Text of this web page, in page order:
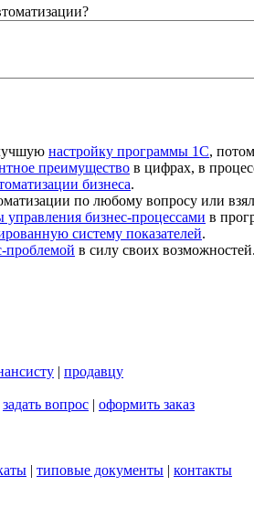
настройку программы 1С,
преимущество в цифрах, в
бизнеса.
по любому вопросу или
управления бизнес-процессами в
систему показателей.
проблемой в силу своих возможностей.
| продавцу
задать вопрос | оформить заказ
| типовые документы | контакты